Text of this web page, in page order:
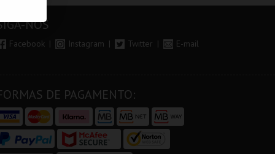
NOS
Facebook Instagram Twitter E-mail
DE PAGAMENTO: